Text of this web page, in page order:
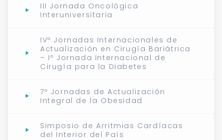
III Jornada Oncológica
Interuniversitaria
IVº Jornadas Internacionales de
Actualización en Cirugía Bariátrica
– Iº Jornada Internacional de
Cirugía para la Diabetes
7º Jornadas de Actualización
Integral de la Obesidad
Simposio de Arritmias Cardíacas
del Interior del País